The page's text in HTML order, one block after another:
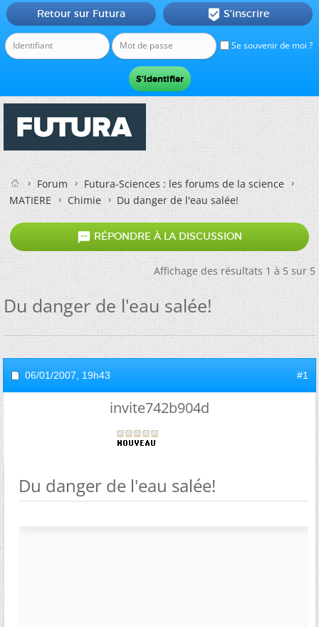
Se souvenir de moi ?
Retour sur Futura  S'inscrire
Forum
Futura-Sciences : les forums de la science
MATIERE
Chimie Du danger de l'eau salée!
 RÉPONDRE À LA DISCUSSION
Affichage des résultats 1 à 5 sur 5
Du danger de l'eau salée!
06/01/2007, 19h43 #1
invite742b904d
Du danger de l'eau salée!